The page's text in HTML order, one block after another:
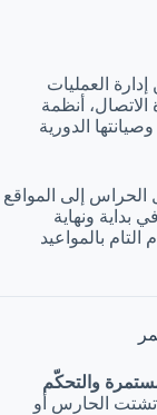
العمليات
الاتصال، أنظمة
الدورية
الحراس إلى المواقع
بداية ونهاية
التام بالمواعيد
والتحكّم
الحارس أو